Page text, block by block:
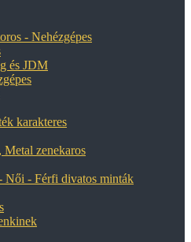
- Nehézgépes
és JDM
karakteres
zenekaros
Női - Férfi divatos minták